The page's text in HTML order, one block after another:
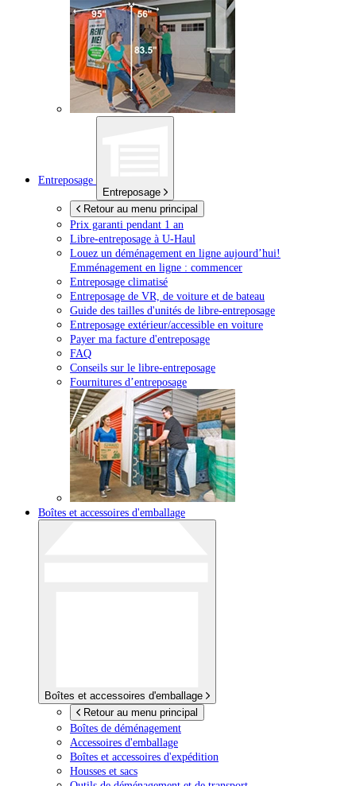
Entreposage
Entreposage
Retour au menu principal
Prix garanti pendant 1 an
Libre-entreposage à U-Haul
Louez un déménagement en ligne aujourd’hui!
Emménagement en ligne : commencer
Entreposage climatisé
Entreposage de VR, de voiture et de bateau
Guide des tailles d'unités de libre-entreposage
Entreposage extérieur/accessible en voiture
Payer ma facture d'entreposage
FAQ
Conseils sur le libre-entreposage
Fournitures d’entreposage
Boîtes et accessoires d'emballage
Boîtes et accessoires d'emballage
Retour au menu principal
Boîtes de déménagement
Accessoires d'emballage
Boîtes et accessoires d'expédition
Housses et sacs